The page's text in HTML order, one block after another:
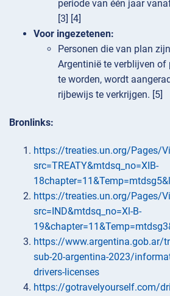
periode van één jaar
[3] [4]
Voor ingezetenen:
Personen die van plan
Argentinië te verblijven of
te worden, wordt
rijbewijs te verkrijgen. [5]
Bronlinks:
https://treaties.un.org/Pages/
src=TREATY&mtdsq_no=XIB-
https://treaties.un.org/Pages/
src=IND&mtdsq_no=Xl-B-
https://www.argentina.gob.ar/
sub-20-argentina-2023/
drivers-licenses
https://gotravelyourself.com/